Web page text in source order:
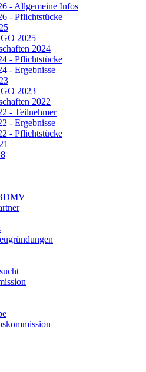
- Allgemeine Infos
- Pflichtstücke
2025
2024
- Pflichtstücke
- Ergebnisse
2023
2022
- Teilnehmer
- Ergebnisse
- Pflichtstücke